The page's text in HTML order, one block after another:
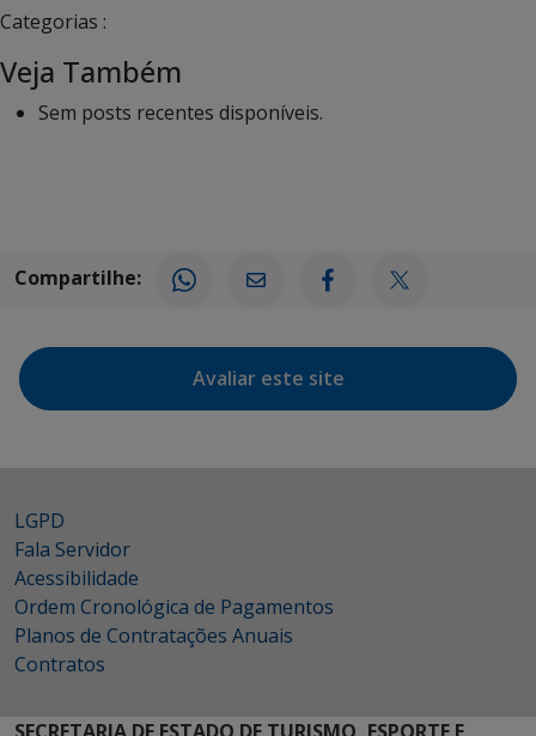
Categorias :
Veja Também
Sem posts recentes disponíveis.
Compartilhe:
Avaliar este site
LGPD
Fala Servidor
Acessibilidade
Ordem Cronológica de Pagamentos
Planos de Contratações Anuais
Contratos